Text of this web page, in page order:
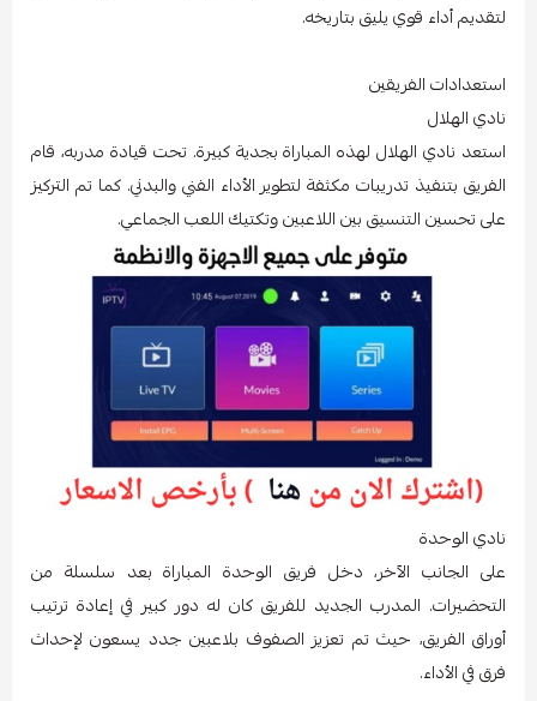
لتقديم أداء قوي يليق بتاريخه.
استعدادات الفريقين
نادي الهلال
استعد نادي الهلال لهذه المباراة بجدية كبيرة. تحت قيادة مدربه، قام
الفريق بتنفيذ تدريبات مكثفة لتطوير الأداء الفني والبدني. كما تم التركيز
على تحسين التنسيق بين اللاعبين وتكتيك اللعب الجماعي.
نادي الوحدة
على الجانب الآخر، دخل فريق الوحدة المباراة بعد سلسلة من
التحضيرات. المدرب الجديد للفريق كان له دور كبير في إعادة ترتيب
أوراق الفريق، حيث تم تعزيز الصفوف بلاعبين جدد يسعون لإحداث
فرق في الأداء.